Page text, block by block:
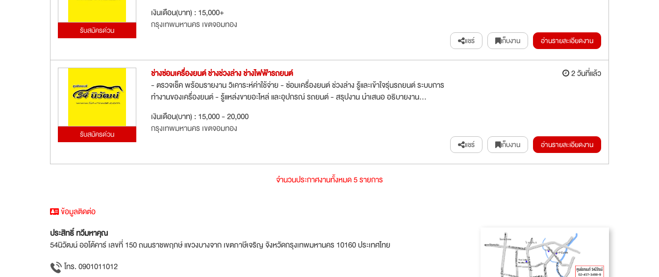
รับสมัครด่วน
เงินเดือน(บาท) : 15,000+
กรุงเทพมหานคร เขตจอมทอง
แชร์ เก็บงาน อ่านรายละเอียดงาน
รับสมัครด่วน
ช่างซ่อมเครื่องยนต์ ช่างช่วงล่าง ช่างไฟฟ้ารถยนต์
- ตรวจเช็ค พร้อมรายงาน วิเคาระห์ค่าใช้จ่าย - ซ่อมเครื่องยนต์ ช่วงล่าง รู้และเข้าใจรุ่นรถยนต์ ระบบการ
ทำงานของเครื่องยนต์ - รู้แหล่งขายอะไหล่ และอุปกรณ์ รถยนต์ - สรุปงาน นำเสนอ อธิบายงาน...
เงินเดือน(บาท) : 15,000 - 20,000
กรุงเทพมหานคร เขตจอมทอง
2 วันที่แล้ว
แชร์ เก็บงาน อ่านรายละเอียดงาน
จำนวนประกาศงานทั้งหมด 5 รายการ
ข้อมูลติดต่อ
ประสิทธิ์ ทวีมหาคุณ
54นิวัฒน์ ออโต้คาร์ เลขที่ 150 ถนนราชพฤกษ์ แขวงบางจาก เขตภาษีเจริญ จังหวัดกรุงเทพมหานคร 10160 ประเทศไทย
โทร. 0901011012